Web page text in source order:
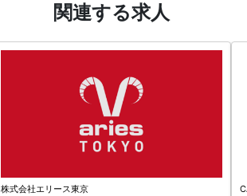
関連する求人
株式会社エリース東京